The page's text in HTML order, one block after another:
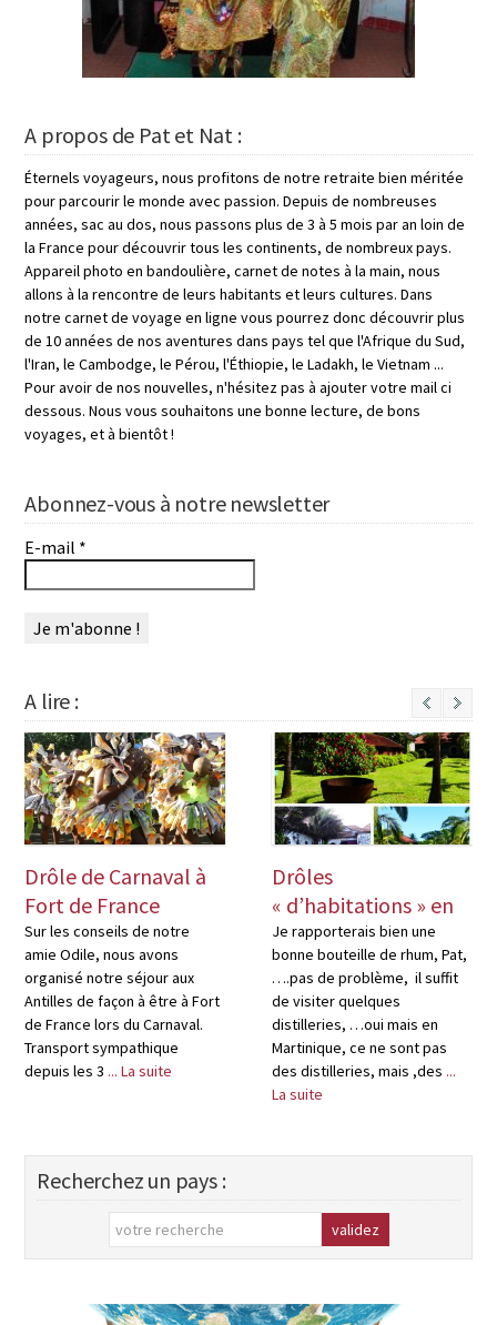
A propos de Pat et Nat :
Éternels voyageurs, nous profitons de notre retraite bien méritée
pour parcourir le monde avec passion. Depuis de nombreuses
années, sac au dos, nous passons plus de 3 à 5 mois par an loin de
la France pour découvrir tous les continents, de nombreux pays.
Appareil photo en bandoulière, carnet de notes à la main, nous
allons à la rencontre de leurs habitants et leurs cultures. Dans
notre carnet de voyage en ligne vous pourrez donc découvrir plus
de 10 années de nos aventures dans pays tel que l'Afrique du Sud,
l'Iran, le Cambodge, le Pérou, l'Éthiopie, le Ladakh, le Vietnam ...
Pour avoir de nos nouvelles, n'hésitez pas à ajouter votre mail ci
dessous. Nous vous souhaitons une bonne lecture, de bons
voyages, et à bientôt !
Abonnez-vous à notre newsletter
E-mail *
A lire :
Drôle de Carnaval à
Fort de France
Sur les conseils de notre
amie Odile, nous avons
organisé notre séjour aux
Antilles de façon à être à Fort
de France lors du Carnaval.
Transport sympathique
depuis les 3 ... La suite
Drôles
« d’habitations » en
Martinique
Je rapporterais bien une
bonne bouteille de rhum, Pat,
….pas de problème, il suffit
de visiter quelques
distilleries, …oui mais en
Martinique, ce ne sont pas
des distilleries, mais ,des ...
La suite
Next
Recherchez un pays :